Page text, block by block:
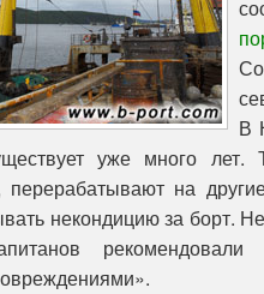
В
уже много
перерабатывают на
некондицию за борт.
рекомендовали